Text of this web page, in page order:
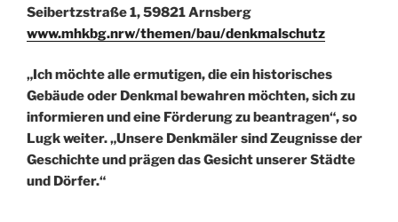
Seibertzstraße 1, 59821 Arnsberg
www.mhkbg.nrw/themen/bau/denkmalschutz
„Ich möchte alle ermutigen, die ein historisches
Gebäude oder Denkmal bewahren möchten, sich zu
informieren und eine Förderung zu beantragen“, so
Lugk weiter. „Unsere Denkmäler sind Zeugnisse der
Geschichte und prägen das Gesicht unserer Städte
und Dörfer.“